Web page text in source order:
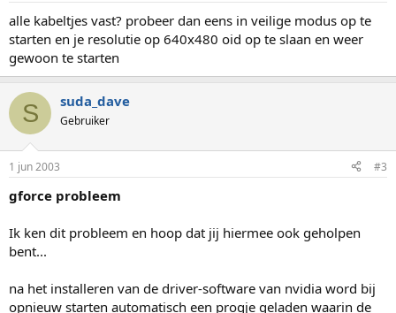
alle kabeltjes vast? probeer dan eens in veilige modus op te
starten en je resolutie op 640x480 oid op te slaan en weer
gewoon te starten
S suda_dave
Gebruiker
1 jun 2003 #3
gforce probleem
Ik ken dit probleem en hoop dat jij hiermee ook geholpen
bent...
na het installeren van de driver-software van nvidia word bij
opnieuw starten automatisch een progje geladen waarin de